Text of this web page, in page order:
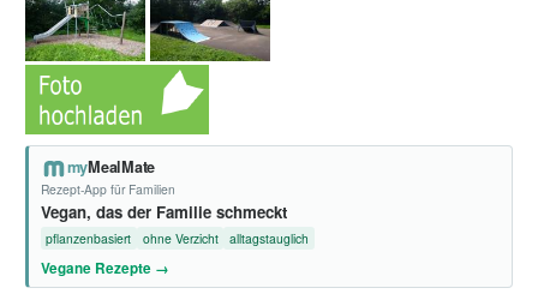
myMealMate
Rezept-App für Familien
Vegan, das der Familie schmeckt
pflanzenbasiert ohne Verzicht alltagstauglich
Vegane Rezepte →